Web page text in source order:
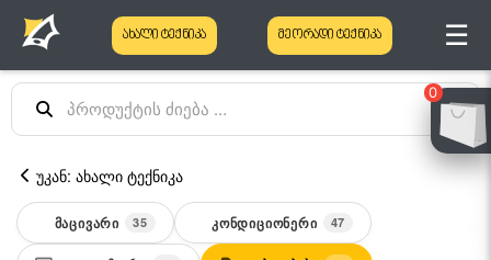
0
ახალი ტექნიკა მეორადი ტექნიკა ☰
უკან: ახალი ტექნიკა
ᲛᲐᲪᲘᲕᲐᲠᲘ 35 ᲙᲝᲜᲓᲘᲪᲘᲝᲜᲔᲠᲘ 47